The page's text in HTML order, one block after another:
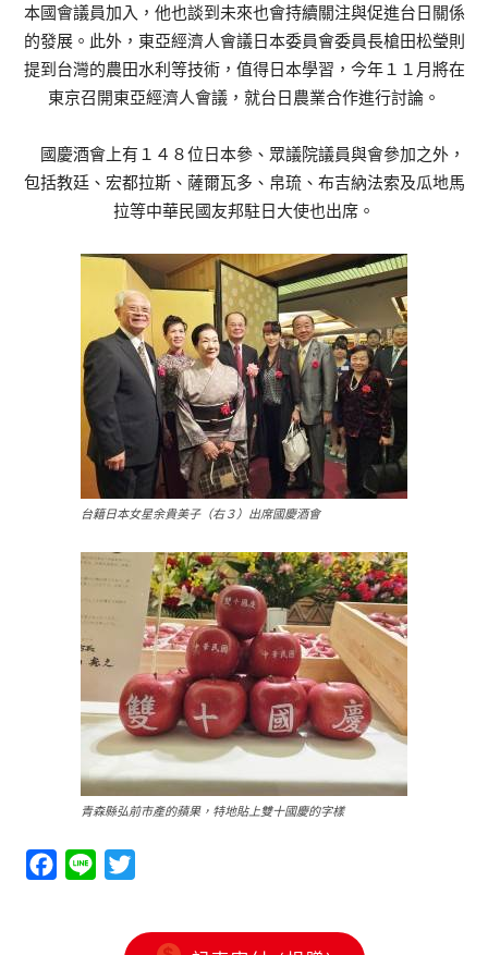
本國會議員加入，他也談到未來也會持續關注與促進台日關係
的發展。此外，東亞經濟人會議日本委員會委員長槍田松瑩則
提到台灣的農田水利等技術，值得日本學習，今年１１月將在
東京召開東亞經濟人會議，就台日農業合作進行討論。
國慶酒會上有１４８位日本參、眾議院議員與會參加之外，
包括教廷、宏都拉斯、薩爾瓦多、帛琉、布吉納法索及瓜地馬
拉等中華民國友邦駐日大使也出席。
台籍日本女星余貴美子（右３）出席國慶酒會
青森縣弘前市產的蘋果，特地貼上雙十國慶的字樣
Facebook
Line